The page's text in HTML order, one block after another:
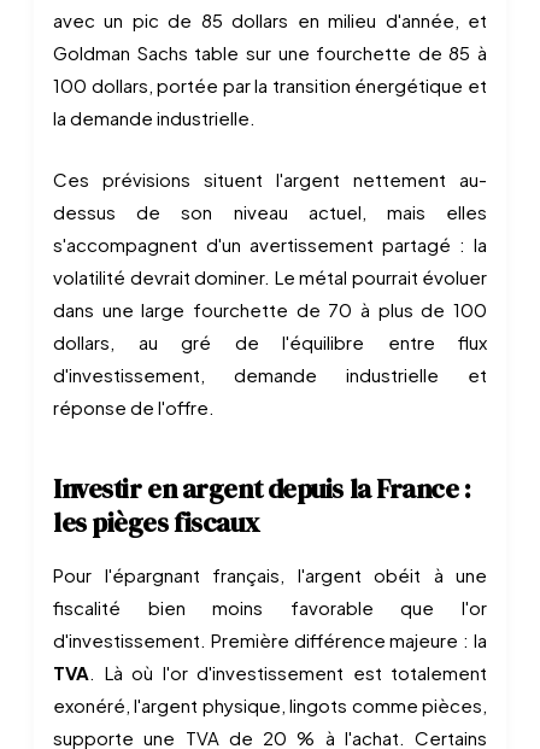
avec un pic de 85 dollars en milieu d'année, et
Goldman Sachs table sur une fourchette de 85 à
100 dollars, portée par la transition énergétique et
la demande industrielle.
Ces prévisions situent l'argent nettement au-
dessus de son niveau actuel, mais elles
s'accompagnent d'un avertissement partagé : la
volatilité devrait dominer. Le métal pourrait évoluer
dans une large fourchette de 70 à plus de 100
dollars, au gré de l'équilibre entre flux
d'investissement, demande industrielle et
réponse de l'offre.
Investir en argent depuis la France :
les pièges fiscaux
Pour l'épargnant français, l'argent obéit à une
fiscalité bien moins favorable que l'or
d'investissement. Première différence majeure : la
TVA. Là où l'or d'investissement est totalement
exonéré, l'argent physique, lingots comme pièces,
supporte une TVA de 20 % à l'achat. Certains